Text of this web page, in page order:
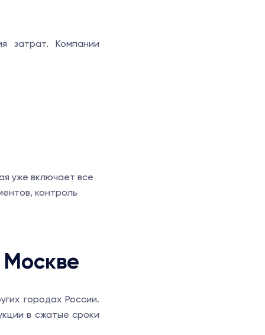
затрат. Компании
уже включает все
контроль
Москве
городах России.
в сжатые сроки